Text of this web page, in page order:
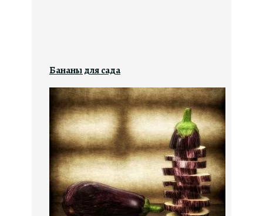
Бананы для сада